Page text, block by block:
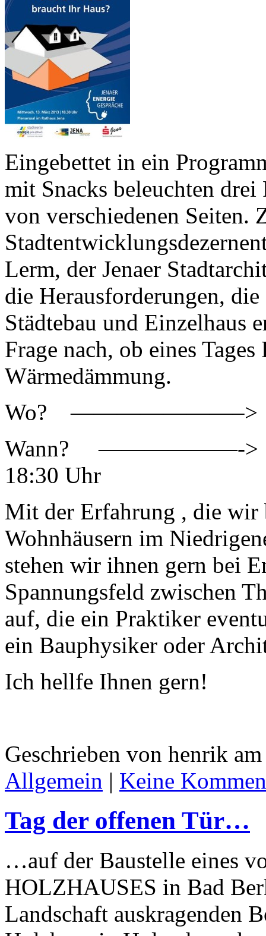
Eingebettet in ein
mit Snacks beleuchten drei
von verschiedenen Seiten.
Lerm, der Jenaer
die Herausforderungen,
Städtebau und Einzelhaus
Frage nach, ob eines
Wärmedämmung.
Wo? ———————–>
Wann? ——————->
18:30 Uhr
Mit der Erfahrung , die wir
Wohnhäusern im
stehen wir ihnen gern bei
Spannungsfeld zwischen
auf, die ein Praktiker
ein Bauphysiker oder
Ich hellfe Ihnen gern!
Geschrieben von henrik
Allgemein | Keine
Tag der offenen Tür…
…auf der Baustelle eines
HOLZHAUSES in Bad
Landschaft auskragenden